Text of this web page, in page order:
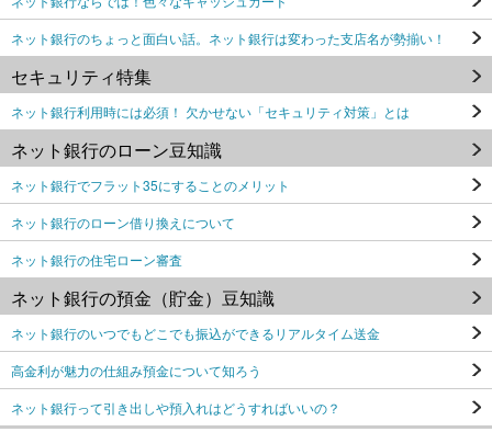
ネット銀行のちょっと面白い話。ネット銀行は変わった支店名が勢揃い！
セキュリティ特集
ネット銀行利用時には必須！ 欠かせない「セキュリティ対策」とは
ネット銀行のローン豆知識
ネット銀行でフラット35にすることのメリット
ネット銀行のローン借り換えについて
ネット銀行の住宅ローン審査
ネット銀行の預金（貯金）豆知識
ネット銀行のいつでもどこでも振込ができるリアルタイム送金
高金利が魅力の仕組み預金について知ろう
ネット銀行って引き出しや預入れはどうすればいいの？